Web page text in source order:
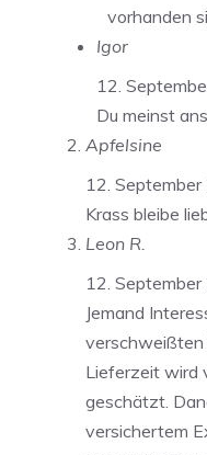
vorhanden
Igor
12.
Du meinst
Apfelsine
12.
Krass bleibe
Leon R.
12.
Jemand
verschweißten
Lieferzeit wird
geschätzt.
versichertem